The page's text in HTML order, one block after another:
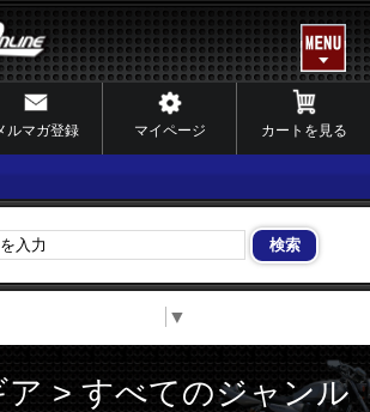
ルマガ登録 マイページ カートを見る
▼
ア > すべてのジャンル